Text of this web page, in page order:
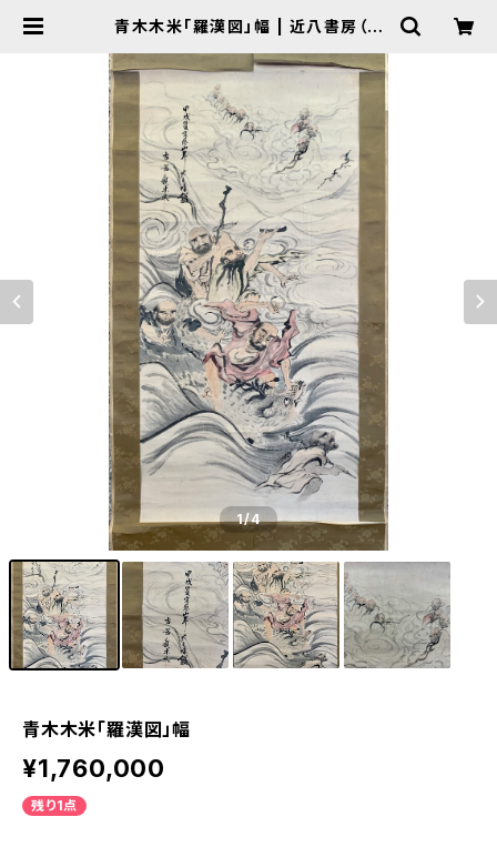
青木木米「羅漢図」幅 | 近八書房（ち
店
1/4
青木木米「羅漢図」幅
¥1,760,000
残り1点